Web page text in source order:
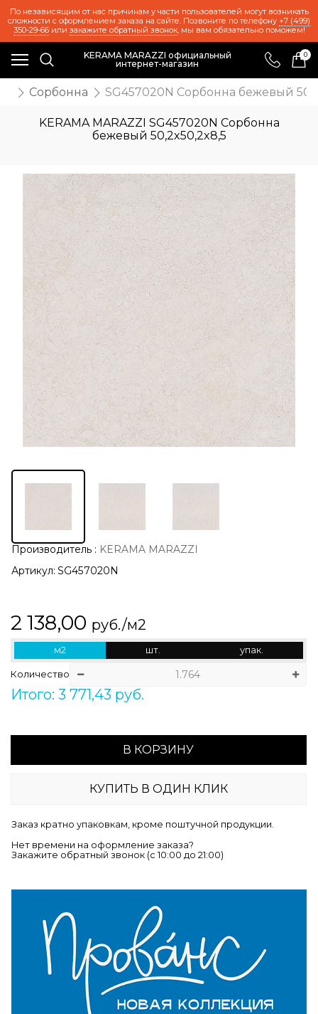
По независящим от нас причинам у части пользователей могут возникать
сложности с оформлением заказа на сайте. Позвоните по телефону +7 (499)
350-29-66или закажите обратный звонок, мы вам обязательно поможем!
KERAMA MARAZZI официальный
интернет-магазин
0
Сорбонна SG457020N Сорбонна бежевый
KERAMA MARAZZI SG457020N Сорбонна
бежевый 50,2x50,2x8,5
Производитель : KERAMA MARAZZI
Артикул: SG457020N
2 138,00 руб./м2
м2 шт. упак.
Количество
Итого: 3 771,43 руб.
В КОРЗИНУ
КУПИТЬ В ОДИН КЛИК
Заказ кратно упаковкам, кроме поштучной продукции.
Нет времени на оформление заказа?
Закажите обратный звонок (c 10:00 до 21:00)